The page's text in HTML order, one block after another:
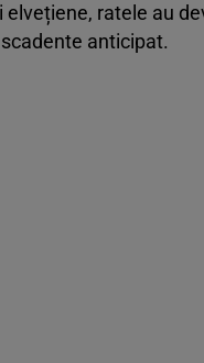
elvețiene, ratele au
anticipat.